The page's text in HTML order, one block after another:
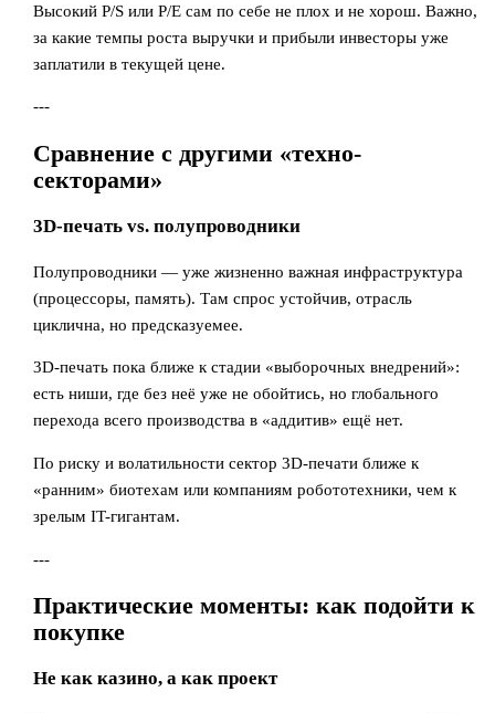
Высокий P/S или P/E сам по себе не плох и не хорош. Важно,
за какие темпы роста выручки и прибыли инвесторы уже
заплатили в текущей цене.
---
Сравнение с другими «техно-
секторами»
3D-печать vs. полупроводники
Полупроводники — уже жизненно важная инфраструктура
(процессоры, память). Там спрос устойчив, отрасль
циклична, но предсказуемее.
3D-печать пока ближе к стадии «выборочных внедрений»:
есть ниши, где без неё уже не обойтись, но глобального
перехода всего производства в «аддитив» ещё нет.
По риску и волатильности сектор 3D-печати ближе к
«ранним» биотехам или компаниям робототехники, чем к
зрелым IT-гигантам.
---
Практические моменты: как подойти к
покупке
Не как казино, а как проект